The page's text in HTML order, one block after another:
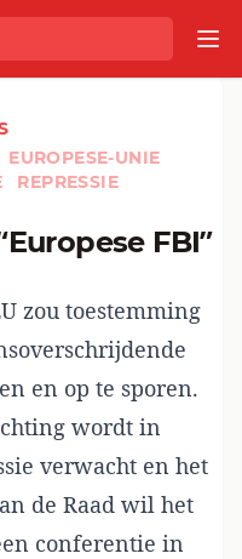
EUROPESE-UNIE
REPRESSIE
FBI”
zou toestemming
en op te sporen.
wordt in
verwacht en het
de Raad wil het
conferentie in